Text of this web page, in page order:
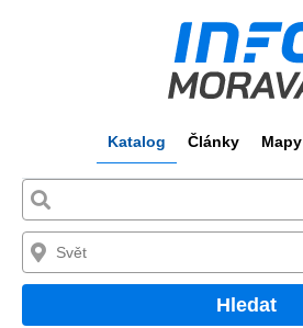
Katalog Články Mapy
Hledat